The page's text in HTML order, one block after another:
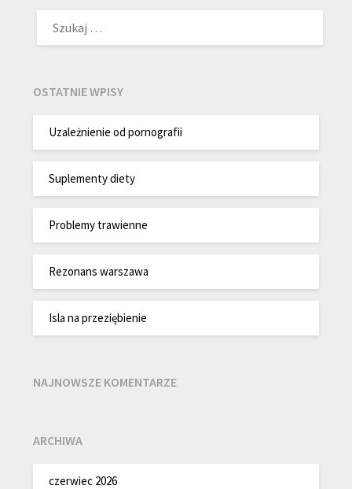
OSTATNIE WPISY
Uzależnienie od pornografii
Suplementy diety
Problemy trawienne
Rezonans warszawa
Isla na przeziębienie
NAJNOWSZE KOMENTARZE
ARCHIWA
czerwiec 2026